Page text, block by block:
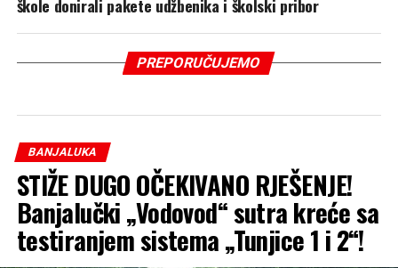
škole donirali pakete udžbenika i školski pribor
PREPORUČUJEMO
BANJALUKA
STIŽE DUGO OČEKIVANO RJEŠENJE!
Banjalučki „Vodovod“ sutra kreće sa
testiranjem sistema „Tunjice 1 i 2“!